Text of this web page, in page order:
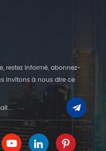
restez informé, abonnez-
invitons à nous dire ce